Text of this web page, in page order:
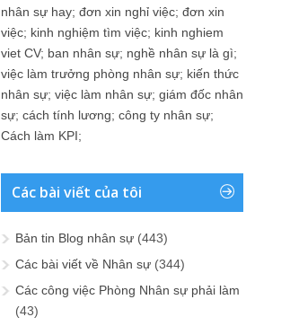
nhân sự hay; đơn xin nghỉ việc; đơn xin
việc; kinh nghiệm tìm việc; kinh nghiem
viet CV; ban nhân sự; nghề nhân sự là gì;
việc làm trưởng phòng nhân sự; kiến thức
nhân sự; việc làm nhân sự; giám đốc nhân
sự; cách tính lương; công ty nhân sự;
Cách làm KPI;
Các bài viết của tôi
Bản tin Blog nhân sự (443)
Các bài viết về Nhân sự (344)
Các công việc Phòng Nhân sự phải làm
(43)